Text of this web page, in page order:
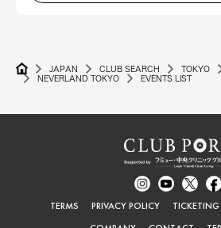
JAPAN CLUB SEARCH TOKYO
NEVERLAND TOKYO
EVENTS LIST
TERMS PRIVACY POLICY